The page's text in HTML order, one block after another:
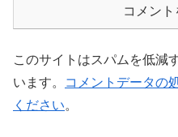
コメン
このサイトはスパムを低減
います。
コメントデータの
ください。